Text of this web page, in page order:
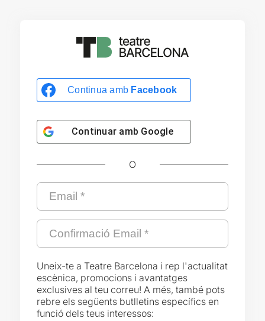
Continua amb Facebook
Continuar amb Google
O
Uneix-te a Teatre Barcelona i rep l'actualitat
escènica, promocions i avantatges
exclusives al teu correu! A més, també pots
rebre els següents butlletins específics en
funció dels teus interessos: